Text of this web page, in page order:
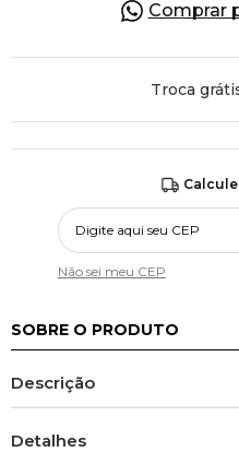
Comprar
Troca
Não sei meu CEP
SOBRE O PRODUTO
Descrição
Detalhes